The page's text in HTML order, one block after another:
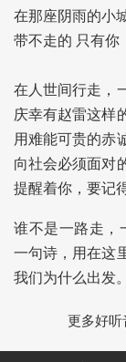
在那座阴雨的小
带不走的 只有你
在人世间行走，
庆幸有赵雷这样
用难能可贵的赤
向社会必须面对
提醒着你，要记
谁不是一路走，
一句诗，用在这
我们为什么出发。
更多好听